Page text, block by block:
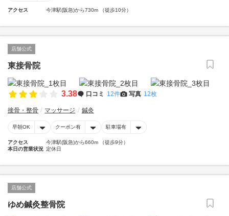
アクセス 今津駅(阪急)から730m （徒歩10分）
店舗公式
東接骨院
3.38 口コミ 12件 写真 12枚
接骨・整骨 マッサージ 鍼灸
早朝OK クーポン有 駐車場有
アクセス
今津駅(阪急)から660m （徒歩9分）
本日の営業状況 定休日
店舗公式
ゆめ鍼灸整骨院